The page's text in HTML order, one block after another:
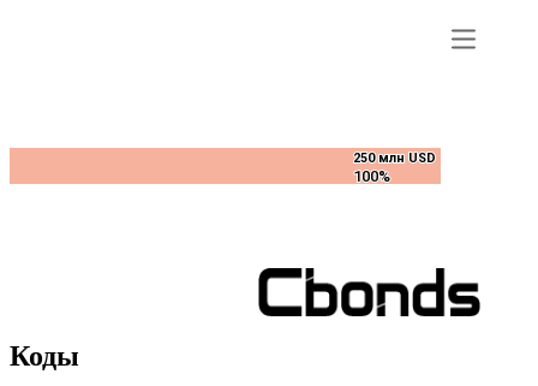
250 млн USD
100%
250 млн USD
100%
Коды